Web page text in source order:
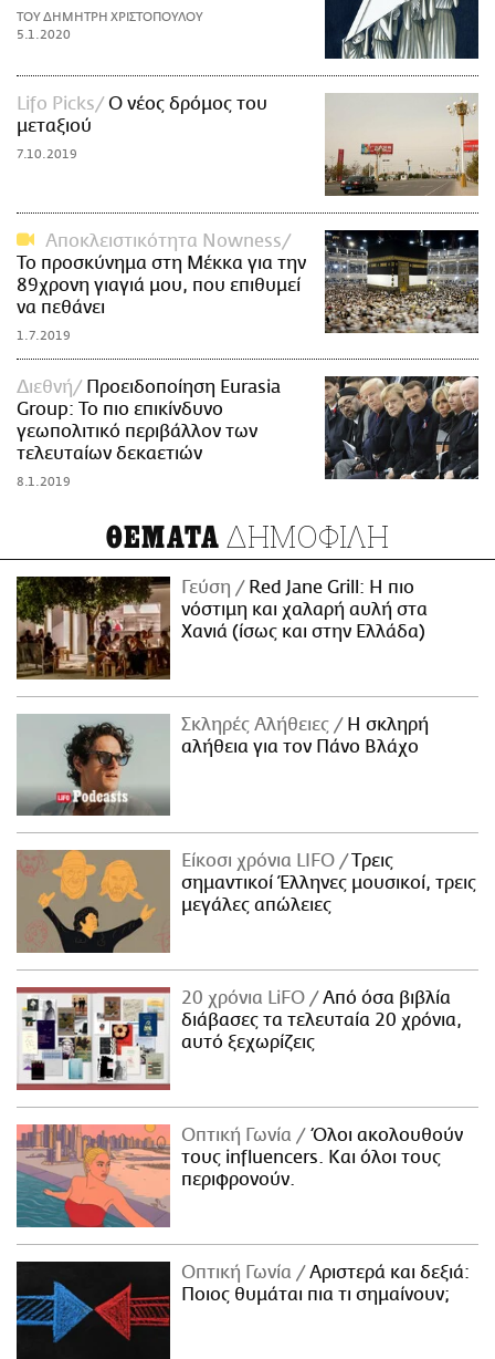
ΤΟΥ ΔΗΜΗΤΡΗ ΧΡΙΣΤΟΠΟΥΛΟΥ
5.1.2020
Lifo Picks
Ο νέος δρόμος του
μεταξιού
7.10.2019
Αποκλειστικότητα Nowness
Το προσκύνημα στη Μέκκα για την
89χρονη γιαγιά μου, που επιθυμεί
να πεθάνει
1.7.2019
Διεθνή
Προειδοποίηση Eurasia
Group: Το πιο επικίνδυνο
γεωπολιτικό περιβάλλον των
τελευταίων δεκαετιών
8.1.2019
ΘΕΜΑΤΑ ΔΗΜΟΦΙΛΗ
Γεύση
Red Jane Grill: Η πιο
νόστιμη και χαλαρή αυλή στα
Χανιά (ίσως και στην Ελλάδα)
Σκληρές Αλήθειες
H σκληρή
αλήθεια για τον Πάνο Βλάχο
Είκοσι χρόνια LIFO
Tρεις
σημαντικοί Έλληνες μουσικοί, τρεις
μεγάλες απώλειες
20 χρόνια LiFO
Από όσα βιβλία
διάβασες τα τελευταία 20 χρόνια,
αυτό ξεχωρίζεις
Οπτική Γωνία
Όλοι ακολουθούν
τους influencers. Και όλοι τους
περιφρονούν.
Οπτική Γωνία
Αριστερά και δεξιά:
Ποιος θυμάται πια τι σημαίνουν;